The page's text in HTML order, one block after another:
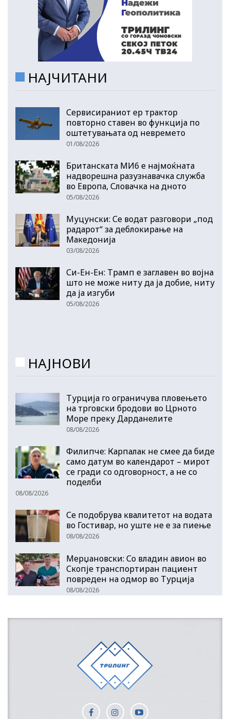
НАЈЧИТАНИ
Сервисираниот ер трактор
повторно ставен во функција по
оштетувањата од невремето
01/08/2026
Британската МИ6 е најмоќната
надворешна разузнавачка служба
во Европа, Словачка на дното
05/08/2026
Муцунски: Се водат разговори „под
радарот“ за деблокирање на
Македонија
03/08/2026
Си-Ен-Ен: Трамп е заглавен во војна
што не може ниту да ја добие, ниту
да ја изгуби
05/08/2026
НАЈНОВИ
Турција го ограничува пловењето
на трговски бродови во Црното
Море преку Дарданелите
08/08/2026
Филипче: Карпалак не смее да биде
само датум во календарот – мирот
се гради со одговорност, а не со
поделби
08/08/2026
Се подобрува квалитетот на водата
во Гостивар, но уште не е за пиење
08/08/2026
Мерџановски: Со владин авион во
Скопје транспортиран пациент
повреден на одмор во Турција
08/08/2026